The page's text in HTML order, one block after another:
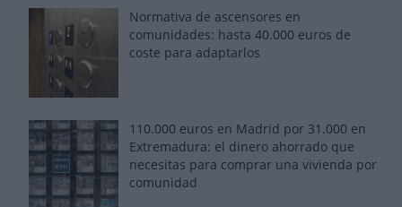
Normativa de ascensores en
comunidades: hasta 40.000 euros de
coste para adaptarlos
110.000 euros en Madrid por 31.000 en
Extremadura: el dinero ahorrado que
necesitas para comprar una vivienda por
comunidad